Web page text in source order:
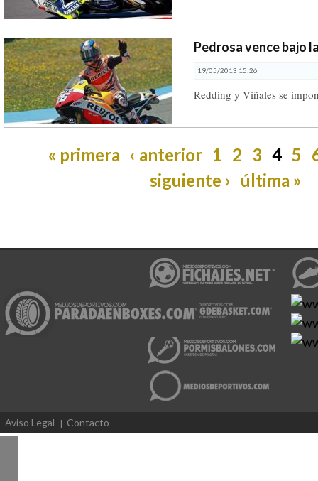
Pedrosa vence bajo
19/05/2013 15:26
Redding y Viñales se
« primera ‹ anterior 1 2 3 4 5
siguiente › última »
Aviso Legal Contacto